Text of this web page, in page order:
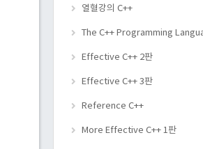
열혈강의 C++
The C++ Programming
Effective C++ 2판
Effective C++ 3판
Reference C++
More Effective C++ 1판